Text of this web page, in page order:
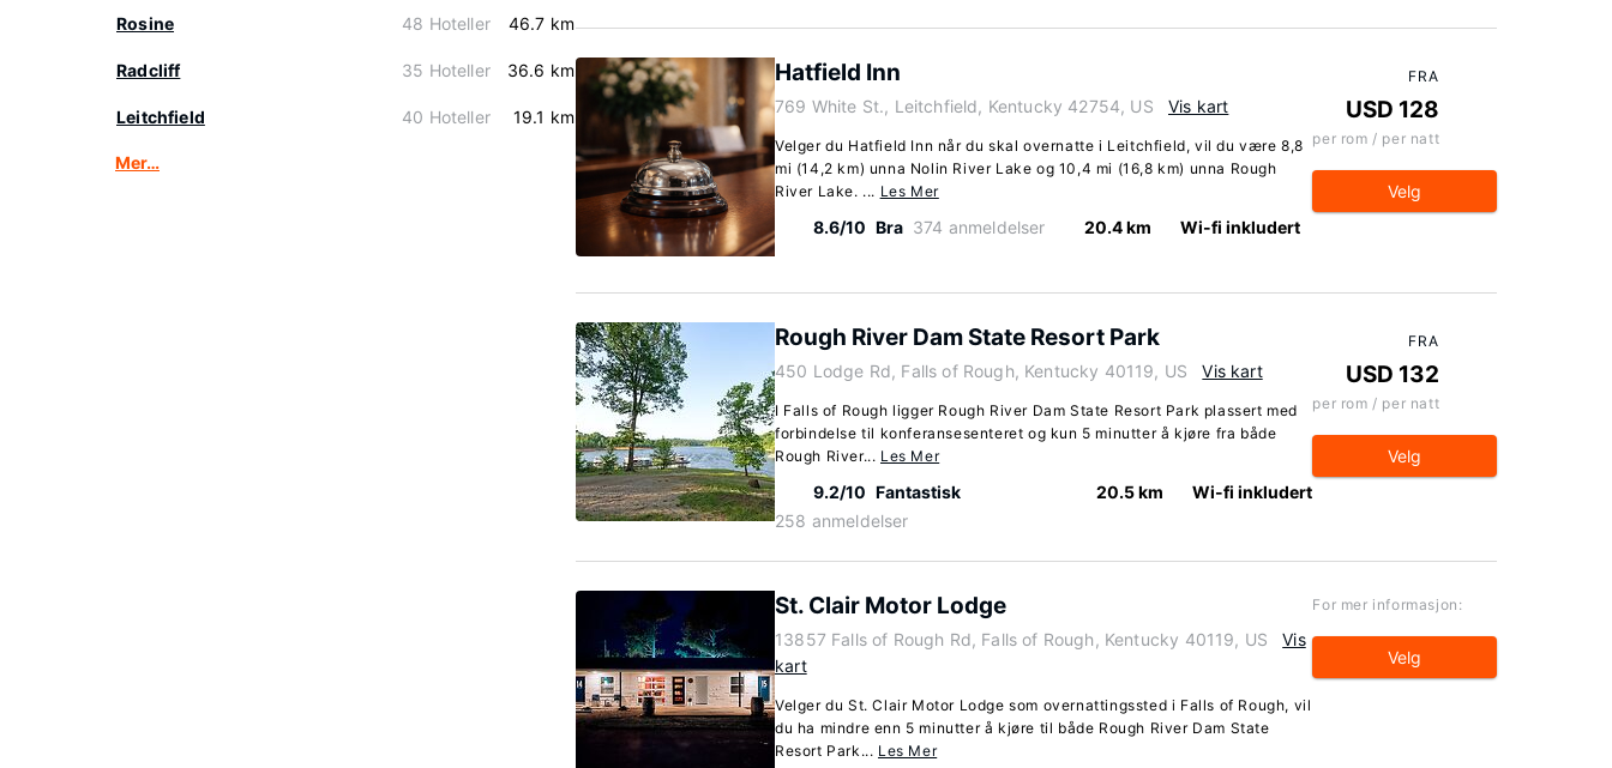
Rosine 48 Hoteller 46.7 km
Radcliff 35 Hoteller 36.6 km
Leitchfield 40 Hoteller 19.1 km
Mer…
Hatfield Inn
769 White St., Leitchfield, Kentucky 42754, US Vis kart
Velger du Hatfield Inn når du skal overnatte i Leitchfield, vil du være 8,8
mi (14,2 km) unna Nolin River Lake og 10,4 mi (16,8 km) unna Rough
River Lake. ... Les Mer
8.6/10 Bra 374 anmeldelser 20.4 km Wi-fi inkludert
FRA
USD 128
per rom / per natt
Velg
Rough River Dam State Resort Park
450 Lodge Rd, Falls of Rough, Kentucky 40119, US Vis kart
I Falls of Rough ligger Rough River Dam State Resort Park plassert med
forbindelse til konferansesenteret og kun 5 minutter å kjøre fra både
Rough River... Les Mer
9.2/10 Fantastisk
258 anmeldelser
20.5 km Wi-fi inkludert
FRA
USD 132
per rom / per natt
Velg
St. Clair Motor Lodge
13857 Falls of Rough Rd, Falls of Rough, Kentucky 40119, US
Vis
kart
Velger du St. Clair Motor Lodge som overnattingssted i Falls of Rough, vil
du ha mindre enn 5 minutter å kjøre til både Rough River Dam State
Resort Park... Les Mer
For mer informasjon:
Velg